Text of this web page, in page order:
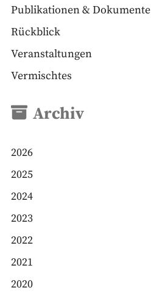
Publikationen & Dokumente
Rückblick
Veranstaltungen
Vermischtes
Archiv
2026
2025
2024
2023
2022
2021
2020